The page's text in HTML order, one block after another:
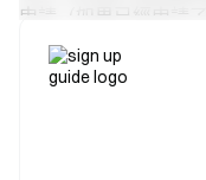
申請（如果已經申請
卡）。
5.贏得 iPhone 15 Pro
@Gate_Blake 進行驗
6.如果發現任何非法
但不限於作弊、使用